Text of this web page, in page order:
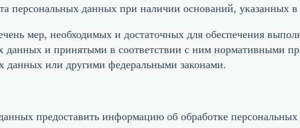
персональных данных при наличии оснований, указанных
мер, необходимых и достаточных для обеспечения
данных и принятыми в соответствии с ним нормативными
данных или другими федеральными законами.
предоставить информацию об обработке